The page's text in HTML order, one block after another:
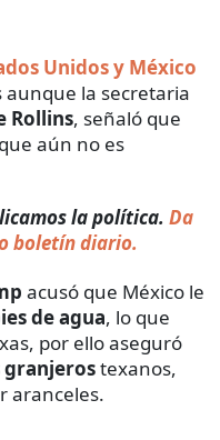
Unidos y México
aunque la secretaria
Rollins, señaló que
aún no es
la política. Da
boletín diario.
acusó que México le
de agua, lo que
por ello aseguró
granjerostexanos,
aranceles.